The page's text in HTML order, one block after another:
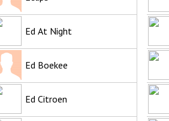
Ed At Night
Ed Boekee
Ed Citroen